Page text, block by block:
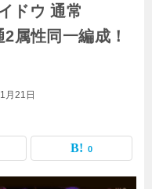
ドウ 通常
属性同一編成！
月21日
0